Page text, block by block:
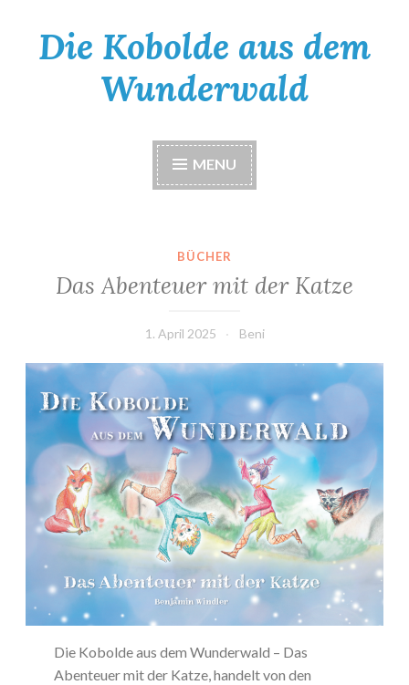
Skip
Die Kobolde aus dem
Wunderwald
MENU
BÜCHER
Das Abenteuer mit der Katze
1. April 2025 Beni
Die Kobolde aus dem Wunderwald – Das
Abenteuer mit der Katze, handelt von den